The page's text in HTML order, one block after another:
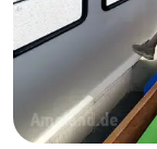
Overnachten
Appartementen